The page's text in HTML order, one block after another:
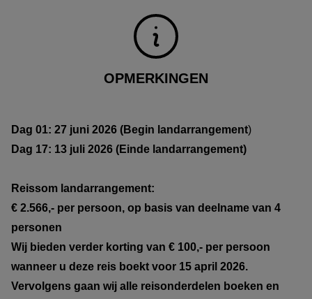
OPMERKINGEN
Dag 01: 27 juni 2026 (Begin landarrangement)
Dag 17: 13 juli 2026 (Einde landarrangement)
Reissom landarrangement:
€ 2.566,- per persoon, op basis van deelname van 4
personen
Wij bieden verder korting van € 100,- per persoon
wanneer u deze reis boekt voor 15 april 2026.
Vervolgens gaan wij alle reisonderdelen boeken en